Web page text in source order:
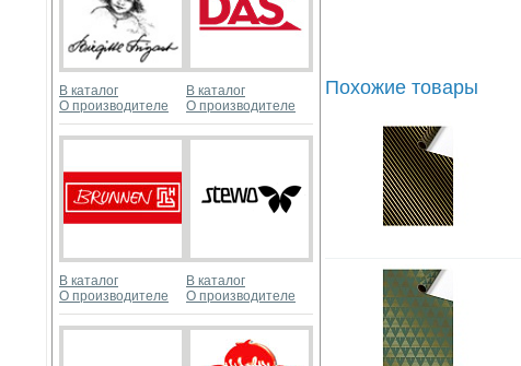
В каталог
О производителе
В каталог
О производителе
В каталог
О производителе
В каталог
О производителе
Похожие товары